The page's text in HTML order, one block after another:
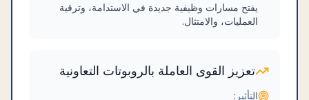
يفتح مسارات وظيفية جديدة في الاستدامة، وترقية
العمليات، والامتثال.
تعزيز القوى العاملة بالروبوتات التعاونية
التأثير: